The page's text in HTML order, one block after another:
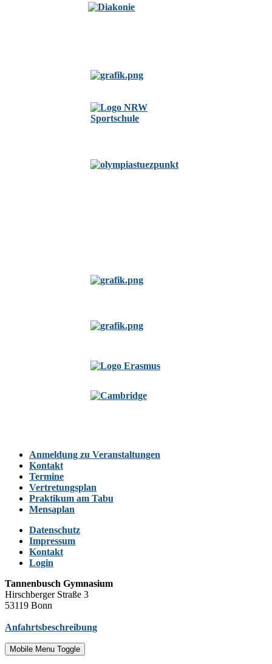
Anmeldung zu Veranstaltungen
Kontakt
Termine
Vertretungsplan
Praktikum am Tabu
Mensaplan
Datenschutz
Impressum
Kontakt
Login
Tannenbusch Gymnasium
Hirschberger Straße 3
53119 Bonn
Anfahrtsbeschreibung
Mobile Menu Toggle